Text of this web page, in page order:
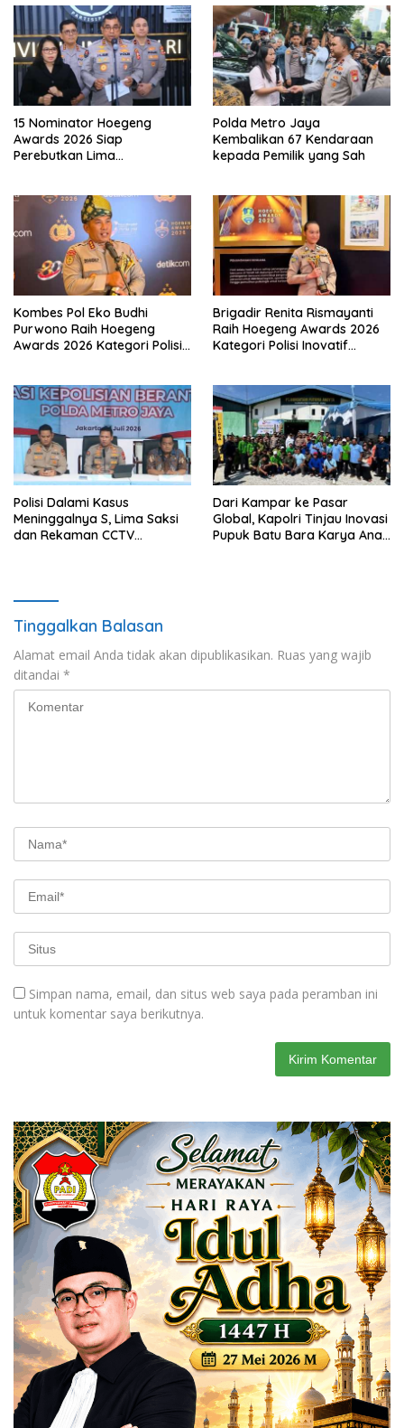
15 Nominator Hoegeng
Awards 2026 Siap
Perebutkan Lima
Polda Metro Jaya
Kembalikan 67 Kendaraan
kepada Pemilik yang Sah
Kombes Pol Eko Budhi
Purwono Raih Hoegeng
Awards 2026 Kategori Polisi
Brigadir Renita Rismayanti
Raih Hoegeng Awards 2026
Kategori Polisi Inovatif
Polisi Dalami Kasus
Meninggalnya S, Lima Saksi
dan Rekaman CCTV
Dari Kampar ke Pasar
Global, Kapolri Tinjau Inovasi
Pupuk Batu Bara Karya Anak
Tinggalkan Balasan
Alamat email Anda tidak akan dipublikasikan. Ruas yang wajib
ditandai *
Simpan nama, email, dan situs web saya pada peramban ini
untuk komentar saya berikutnya.